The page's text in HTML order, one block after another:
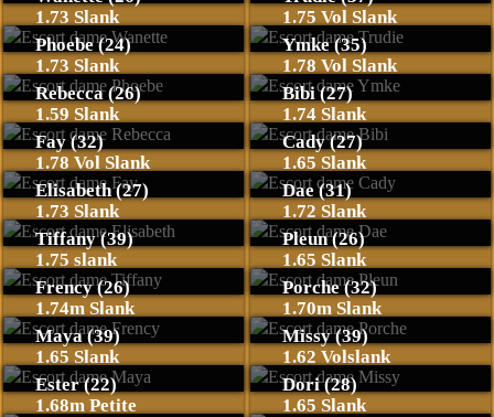
1.73 Slank
1.75 Vol Slank
Phoebe (24)
1.73 Slank
Ymke (35)
1.78 Vol Slank
Rebecca (26)
1.59 Slank
Bibi (27)
1.74 Slank
Fay (32)
1.78 Vol Slank
Cady (27)
1.65 Slank
Elisabeth (27)
1.73 Slank
Dae (31)
1.72 Slank
Tiffany (39)
1.75 slank
Pleun (26)
1.65 Slank
Frency (26)
1.74m Slank
Porche (32)
1.70m Slank
Maya (39)
1.65 Slank
Missy (39)
1.62 Volslank
Ester (22)
1.68m Petite
Dori (28)
1.65 Slank